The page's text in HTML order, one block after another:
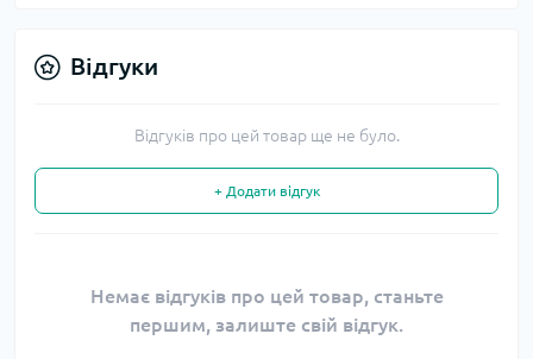
Відгуки
Відгуків про цей товар ще не було.
+ Додати відгук
Немає відгуків про цей товар, станьте
першим, залиште свій відгук.